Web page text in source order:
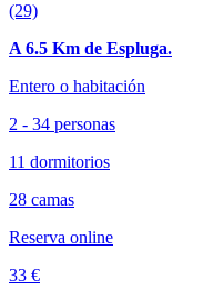
(29)
A 6.5 Km de Espluga.
Entero o habitación
2 - 34 personas
11 dormitorios
28 camas
Reserva online
33 €